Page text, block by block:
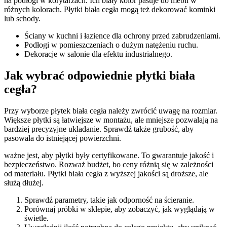
różnych kolorach. Płytki biała cegła mogą też dekorować kominki
lub schody.
Ściany w kuchni i łazience dla ochrony przed zabrudzeniami.
Podłogi w pomieszczeniach o dużym natężeniu ruchu.
Dekoracje w salonie dla efektu industrialnego.
Jak wybrać odpowiednie płytki biała
cegła?
Przy wyborze płytek biała cegła należy zwrócić uwagę na rozmiar.
Większe płytki są łatwiejsze w montażu, ale mniejsze pozwalają na
bardziej precyzyjne układanie. Sprawdź także grubość, aby
pasowała do istniejącej powierzchni.
ważne jest, aby płytki były certyfikowane. To gwarantuje jakość i
bezpieczeństwo. Rozważ budżet, bo ceny różnią się w zależności
od materiału. Płytki biała cegła z wyższej jakości są droższe, ale
służą dłużej.
Sprawdź parametry, takie jak odporność na ścieranie.
Porównaj próbki w sklepie, aby zobaczyć, jak wyglądają w
świetle.